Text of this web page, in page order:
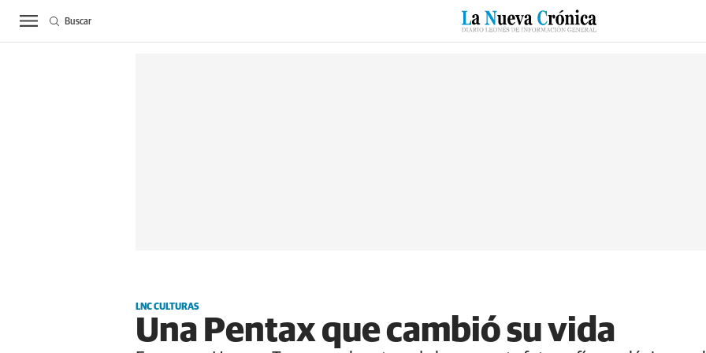
ACTUALIDAD BIERZO SUCESOS CULTURAS ESPECIALES DEPORTES
Buscar
LNC CULTURAS
Una Pentax que cambió su vida